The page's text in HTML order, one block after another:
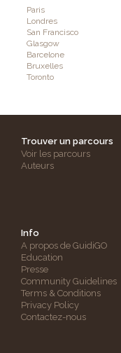
Paris
Londres
San Francisco
Glasgow
Barcelone
Bruxelles
Toronto
Trouver un parcours
Voir les parcours
Auteurs
Info
A propos de GuidiGO
Education
Presse
Community Guidelines
Terms & Conditions
Privacy Policy
Contactez-nous